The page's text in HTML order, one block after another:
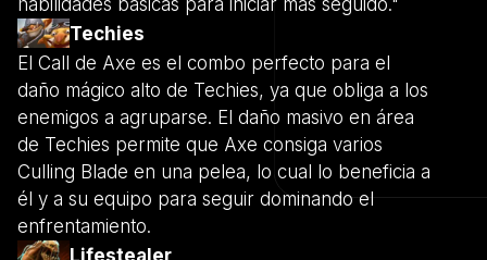
Techies
El Call de Axe es el combo perfecto para el
daño mágico alto de Techies, ya que obliga a los
enemigos a agruparse. El daño masivo en área
de Techies permite que Axe consiga varios
Culling Blade en una pelea, lo cual lo beneficia a
él y a su equipo para seguir dominando el
enfrentamiento.
Lifestealer